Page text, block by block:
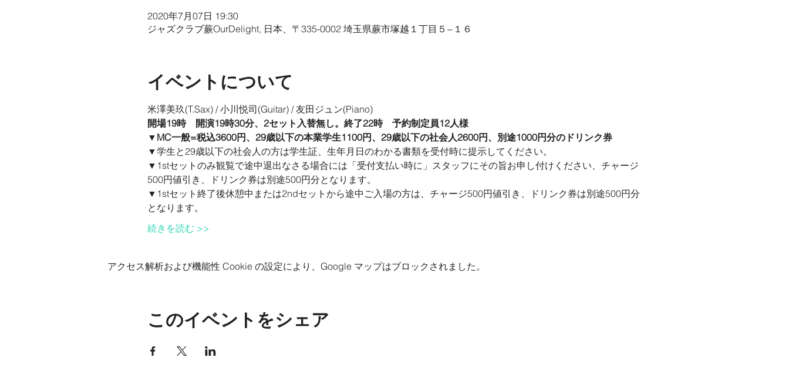
2020年7月07日 19:30
ジャズクラブ蕨OurDelight, 日本、〒335-0002 埼玉県蕨市塚越１丁目５−１６
イベントについて
米澤美玖(T.Sax) / 小川悦司(Guitar) / 友田ジュン(Piano)
開場19時　開演19時30分、2セット入替無し。終了22時　予約制定員12人様
▼MC一般=税込3600円、29歳以下の本業学生1100円、29歳以下の社会人2600円、別途1000円分のドリンク券
▼学生と29歳以下の社会人の方は学生証、生年月日のわかる書類を受付時に提示してください。
▼1stセットのみ観覧で途中退出なさる場合には「受付支払い時に」スタッフにその旨お申し付けください、チャージ
500円値引き、ドリンク券は別途500円分となります。
▼1stセット終了後休憩中または2ndセットから途中ご入場の方は、チャージ500円値引き、ドリンク券は別途500円分
となります。
続きを読む >>
アクセス解析および機能性 Cookie の設定により、Google マップはブロックされました。
このイベントをシェア